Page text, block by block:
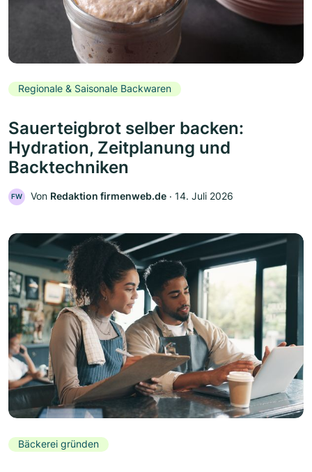
Regionale & Saisonale Backwaren
Sauerteigbrot selber backen:
Hydration, Zeitplanung und
Backtechniken
FW Von Redaktion firmenweb.de ‧ 14. Juli 2026
Bäckerei gründen